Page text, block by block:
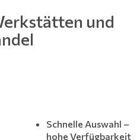
und
Schnelle Auswahl –
hohe Verfügbarkeit